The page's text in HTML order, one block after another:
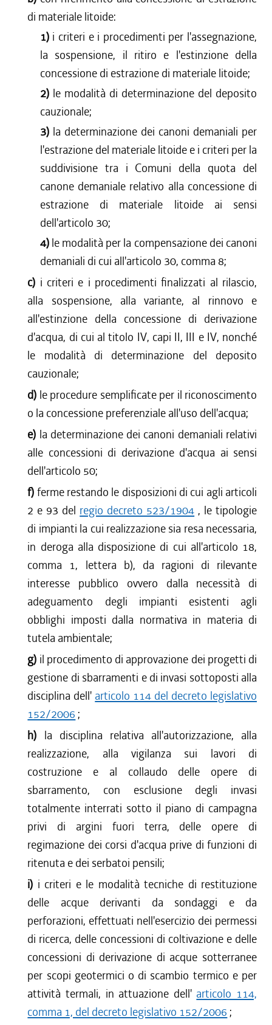
di materiale litoide:
1) i criteri e i procedimenti per l'assegnazione,
la sospensione, il ritiro e l'estinzione della
concessione di estrazione di materiale litoide;
2) le modalità di determinazione del deposito
cauzionale;
3) la determinazione dei canoni demaniali per
l'estrazione del materiale litoide e i criteri per la
suddivisione tra i Comuni della quota del
canone demaniale relativo alla concessione di
estrazione di materiale litoide ai sensi
dell'articolo 30;
4) le modalità per la compensazione dei canoni
demaniali di cui all'articolo 30, comma 8;
c) i criteri e i procedimenti finalizzati al rilascio,
alla sospensione, alla variante, al rinnovo e
all'estinzione della concessione di derivazione
d'acqua, di cui al titolo IV, capi II, III e IV, nonché
le modalità di determinazione del deposito
cauzionale;
d) le procedure semplificate per il riconoscimento
o la concessione preferenziale all'uso dell'acqua;
e) la determinazione dei canoni demaniali relativi
alle concessioni di derivazione d'acqua ai sensi
dell'articolo 50;
f) ferme restando le disposizioni di cui agli articoli
2 e 93 del regio decreto 523/1904 , le tipologie
di impianti la cui realizzazione sia resa necessaria,
in deroga alla disposizione di cui all'articolo 18,
comma 1, lettera b), da ragioni di rilevante
interesse pubblico ovvero dalla necessità di
adeguamento degli impianti esistenti agli
obblighi imposti dalla normativa in materia di
tutela ambientale;
g) il procedimento di approvazione dei progetti di
gestione di sbarramenti e di invasi sottoposti alla
disciplina dell' articolo 114 del decreto legislativo
152/2006 ;
h) la disciplina relativa all'autorizzazione, alla
realizzazione, alla vigilanza sui lavori di
costruzione e al collaudo delle opere di
sbarramento, con esclusione degli invasi
totalmente interrati sotto il piano di campagna
privi di argini fuori terra, delle opere di
regimazione dei corsi d'acqua prive di funzioni di
ritenuta e dei serbatoi pensili;
i) i criteri e le modalità tecniche di restituzione
delle acque derivanti da sondaggi e da
perforazioni, effettuati nell'esercizio dei permessi
di ricerca, delle concessioni di coltivazione e delle
concessioni di derivazione di acque sotterranee
per scopi geotermici o di scambio termico e per
attività termali, in attuazione dell' articolo 114,
comma 1, del decreto legislativo 152/2006 ;